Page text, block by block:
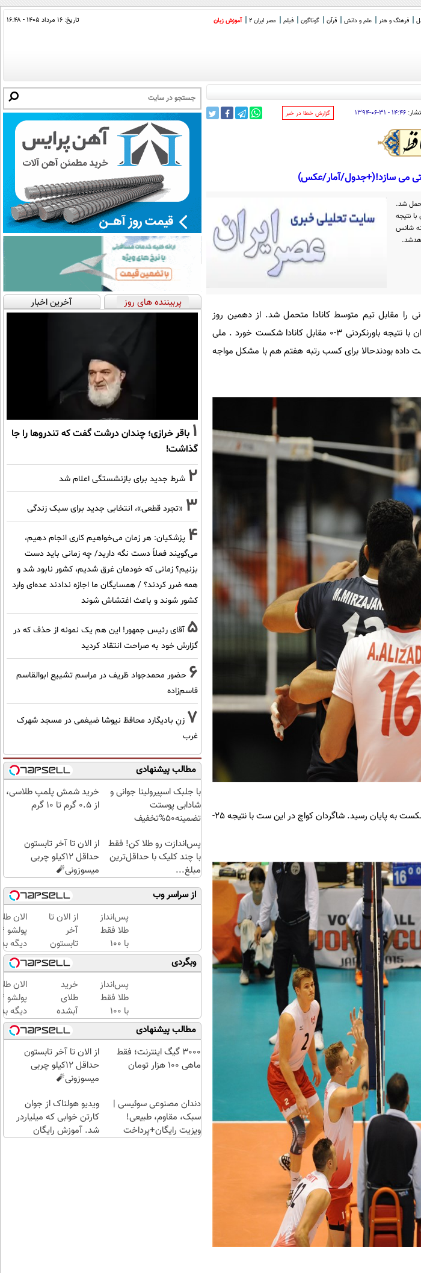
فرهنگ و هنر علم و دانش قرآن گوناگون فیلم عصر ایران 2 آموزش زبان تاریخ: ۱۶ مرداد ۱۴۰۵ - ۱۶:۴۸
۱۴:۴۶ - ۳۱-۰۶-۱۳۹۴ ‌گزارش خطا در خبر
شد.
نتیجه
شانس
را مقابل تیم متوسط کانادا متحمل شد. از دهمین روز
مسابقات جام جهانی والیبال که در ژاپن برگزار می شود تیم ملی ایران با نتیجه باورنکردنی 3-0 مقابل کانادا شکست خورد . ملی
داده بودندحالا برای کسب رتبه هفتم هم با مشکل مواجه
ست اول دیدار مقابل کانادا مثل ست اول اکثر دیدارهای تیم ملی با شکست به پایان رسید. شاگردان کواچ در این ست با نتیجه 25-
پربیننده های روز آخرین اخبار
1 باقر خرازی؛ چندان درشت گفت که تندروها را جا
گذاشت!
2 شرط جدید برای بازنشستگی اعلام شد
3 «تجرد قطعی»، انتخابی جدید برای سبک زندگی
4 پزشکیان: هر زمان می‌خواهیم کاری انجام دهیم،
می‌گویند فعلاً دست نگه دارید/ چه زمانی باید دست
بزنیم؟ زمانی که خودمان غرق شدیم، کشور نابود شد و
همه ضرر کردند؟ / همسایگان ما اجازه ندادند عده‌ای وارد
کشور شوند و باعث اغتشاش شوند
5 آقای رئیس جمهور! این هم یک نمونه از حذف که در
گزارش خود به صراحت انتقاد کردید
6 حضور محمدجواد ظریف در مراسم تشییع ابوالقاسم
قاسم‌زاده
7 زنِ بادیگارد محافظ نیوشا ضیغمی در مسجد شهرک
غرب
مطالب پیشنهادی
با جلبک اسپیرولینا جوانی و
شادابی پوستت
تضمینه50%تخفیف
خرید شمش پلمپ طلاسی،
از ۰.۵ گرم تا ۱۰ گرم
پس‌اندازت رو طلا کن! فقط
با چند کلیک با حداقل‌ترین
مبلغ...
از الان تا آخر تابستون
حداقل 12کیلو چربی
میسوزونی🧨
از سراسر وب
پس‌انداز
طلا فقط
با ۱۰۰
هزارتومان
(امن و
راحت)
از الان تا
آخر
تابستون
حداقل
12کیلو
چربی
میسوزونی
🧨
الان
دیگه
طلا با
بی‌بهره
وبگردی
پس‌انداز
طلا فقط
با ۱۰۰
هزارتومان
(امن و
راحت)
خرید
طلای
آبشده
حتی با
۱۰۰هزارتومان
الان
دیگه
طلا با
بی‌بهره
مطالب پیشنهادی
3000 گیگ اینترنت؛ فقط
ماهی 100 هزار تومان
از الان تا آخر تابستون
حداقل 12کیلو چربی
میسوزونی🧨
دندان مصنوعی سوئیسی |
سبک، مقاوم، طبیعی!
ویزیت رایگان+پرداخت
ویدیو هولناک از جوان
کارتن خوابی که میلیاردر
شد. آموزش رایگان